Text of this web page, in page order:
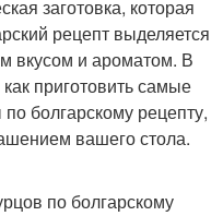
заготовка, которая
рецепт выделяется
вкусом и ароматом. В
приготовить самые
болгарскому рецепту,
вашего стола.
по болгарскому